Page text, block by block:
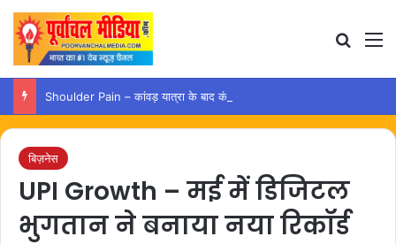
बिज़नेस
UPI Growth – मई में डिजिटल
भुगतान ने बनाया नया रिकॉर्ड